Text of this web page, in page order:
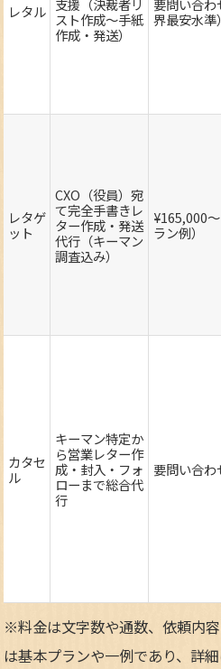
レタル スト作成～手紙
作成・発送）
界最安水準）
レタゲ
ット
CXO（役員）宛
て完全手書きレ
ター作成・発送
代行（キーマン
調査込み）
¥165,000
ラン例）
カタセ
ル
キーマン特定か
ら営業レター作
成・封入・フォ
ローまで総合代
行
要問い合わ
※料金は文字数や通数、依頼内
は基本プランや一例であり、詳